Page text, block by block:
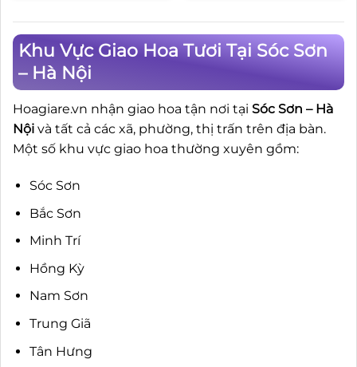
Khu Vực Giao Hoa Tươi Tại Sóc Sơn
– Hà Nội
Hoagiare.vn nhận giao hoa tận nơi tại Sóc Sơn – Hà
Nội và tất cả các xã, phường, thị trấn trên địa bàn.
Một số khu vực giao hoa thường xuyên gồm:
Sóc Sơn
Bắc Sơn
Minh Trí
Hồng Kỳ
Nam Sơn
Trung Giã
Tân Hưng